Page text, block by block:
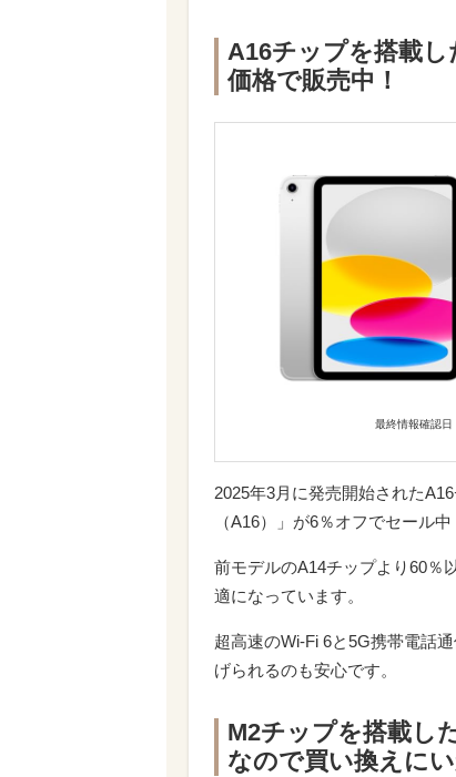
A16チップを搭載
価格で販売中！
最終情報確認
2025年3月に発売開始された
（A16）」が6％オフでセール中
前モデルのA14チップより60％
適になっています。
超高速のWi-Fi 6と5G携帯電話
げられるのも安心です。
M2チップを搭載し
なので買い換えに